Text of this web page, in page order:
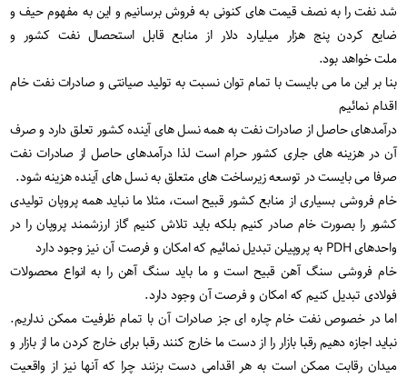
شد نفت را به نصف قیمت های کنونی به فروش برسانیم و این به مفهوم حیف و
ضایع کردن پنج هزار میلیارد دلار از منابع قابل استحصال نفت کشور و
ملت خواهد بود.
بنا بر این ما می بایست با تمام توان نسبت به تولید صیانتی و صادرات نفت خام
اقدام نمائیم
درآمدهای حاصل از صادرات نفت به همه نسل های آینده کشور تعلق دارد و صرف
آن در هزینه های جاری کشور حرام است لذا درآمدهای حاصل از صادرات نفت
صرفا می بایست در توسعه زیرساخت های متعلق به نسل های آینده هزینه شود.
خام فروشی بسیاری از منابع کشور قبیح است، مثلا ما نباید همه پروپان تولیدی
کشور را بصورت خام صادر کنیم بلکه باید تلاش کنیم گاز ارزشمند پروپان را در
واحدهای PDH به پروپیلن تبدیل نمائیم که امکان و فرصت آن نیز وجود دارد
خام فروشی سنگ آهن قبیح است و ما باید سنگ آهن را به انواع محصولات
فولادی تبدیل کنیم که امکان و فرصت آن وجود دارد.
اما در خصوص نفت خام چاره ای جز صادرات آن با تمام ظرفیت ممکن نداریم.
نباید اجازه دهیم رقبا بازار را از دست ما خارج کنند رقبا برای خارج کردن ما از بازار و
میدان رقابت ممکن است به هر اقدامی دست بزنند چرا که آنها نیز از واقعیت